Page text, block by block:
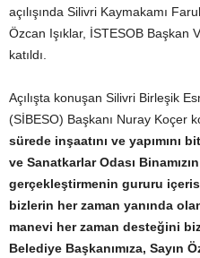
açılışında Silivri Kaymakamı
Özcan Işıklar, İSTESOB Başkan
katıldı.
Açılışta konuşan Silivri Birleşik
(SİBESO) Başkanı Nuray Koçer
sürede inşaatını ve yapımını
ve Sanatkarlar Odası Binamızın
gerçekleştirmenin gururu
bizlerin her zaman yanında
manevi her zaman desteğini
Belediye Başkanımıza, Sayın